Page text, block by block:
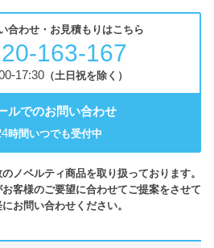
合わせ・お見積もりはこちら
163-167
17:30（土日祝を除く）
ルでのお問い合わせ
時間いつでも受付中
ノベルティ商品を取り扱っております。
客様のご要望に合わせてご提案をさせて
お問い合わせください。